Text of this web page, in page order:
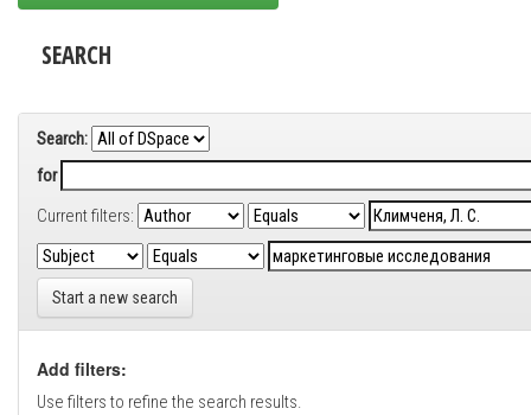
SEARCH
Search:
for
Current filters:
Start a new search
Add filters:
Use filters to refine the search results.